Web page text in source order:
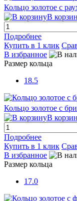
Кольцо золотое с
В
Подробнее
Купить в 1 клик
В избранное
Размер кольца
18.5
Кольцо золотое с
В
Подробнее
Купить в 1 клик
В избранное
Размер кольца
17.0